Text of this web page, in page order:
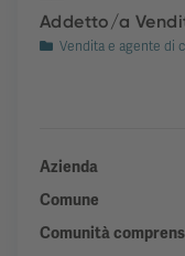
Addetto/a
Vendita e agente di
Azienda
Comune
Comunità